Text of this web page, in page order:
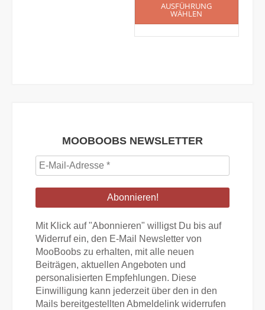
AUSFÜHRUNG
WÄHLEN
MOOBOOBS NEWSLETTER
E-
Mail-
Adresse
Mit Klick auf "Abonnieren" willigst Du bis auf
Widerruf ein, den E-Mail Newsletter von
MooBoobs zu erhalten, mit alle neuen
Beiträgen, aktuellen Angeboten und
personalisierten Empfehlungen. Diese
Einwilligung kann jederzeit über den in den
Mails bereitgestellten Abmeldelink widerrufen